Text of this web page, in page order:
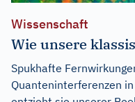
Wissenschaft
Wie unsere
Spukhafte
Quanteninterferenzen